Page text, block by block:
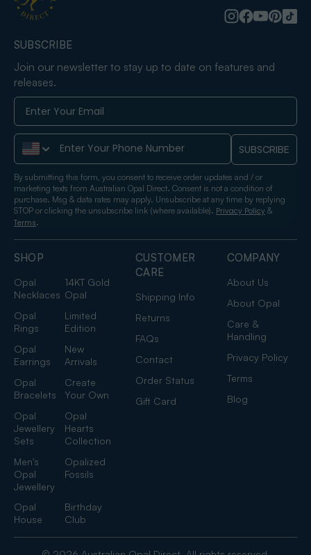
SHOP
Opal
Necklaces
14KT Gold
Opal
Opal
Rings
Limited
Edition
Opal
Earrings
New
Arrivals
Opal
Bracelets
Create
Your Own
Opal
Jewellery
Sets
Opal
Hearts
Collection
Men's
Opal
Jewellery
Opalized
Fossils
Opal
House
Birthday
Club
CUSTOMER
CARE
Shipping Info
Returns
FAQs
Contact
Order Status
Gift Card
COMPANY
About Us
About Opal
Care &
Handling
Privacy Policy
Terms
Blog
SUBSCRIBE
Join our newsletter to stay up to date on features and
releases.
Phone Number SUBSCRIBE
By submitting this form, you consent to receive order updates and / or
marketing texts from Australian Opal Direct. Consent is not a condition of
purchase. Msg & data rates may apply. Unsubscribe at any time by replying
STOP or clicking the unsubscribe link (where available). Privacy Policy &
Terms.